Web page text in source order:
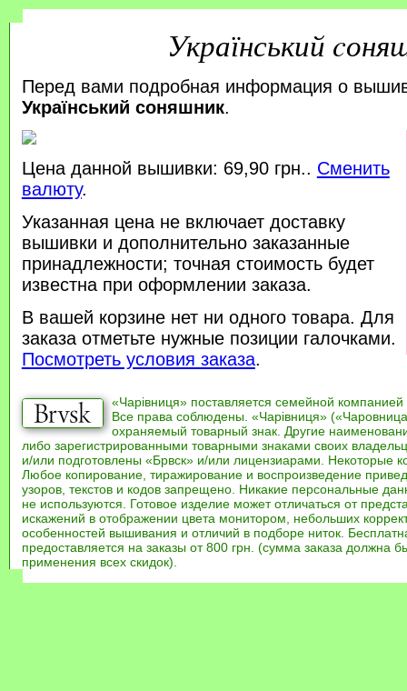
Український
Перед вами подробная информация о
Український cоняшник.
Цена данной вышивки: 69,90 грн.. Сменить
валюту.
Указанная цена не включает доставку
вышивки и дополнительно заказанные
принадлежности; точная стоимость будет
известна при оформлении заказа.
В вашей корзине нет ни одного товара. Для
заказа отметьте нужные позиции галочками.
Посмотреть условия заказа.
«Чарівниця» поставляется семейной компанией
Все права соблюдены. «Чарівниця»
охраняемый товарный знак. Другие
либо зарегистрированными товарными знаками своих
и/или подготовлены «Брвск» и/или лицензиарами. Некоторые
Любое копирование, тиражирование и воспроизведение
узоров, текстов и кодов запрещено. Никакие персональные
не используются. Готовое изделие может отличаться от
искажений в отображении цвета монитором, небольших
особенностей вышивания и отличий в подборе ниток.
предоставляется на заказы от 800 грн. (сумма заказа должна
применения всех скидок).